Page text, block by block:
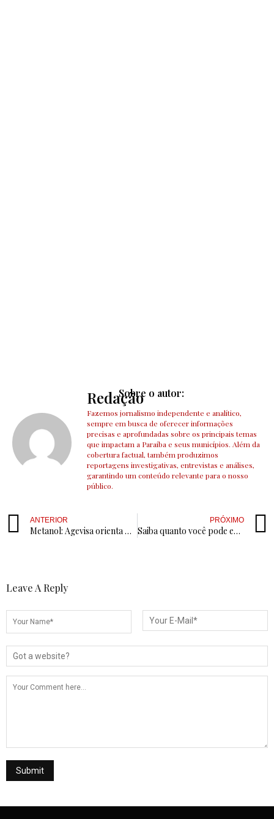
Sobre o autor:
Redação
Fazemos jornalismo independente e analítico,
sempre em busca de oferecer informações
precisas e aprofundadas sobre os principais temas
que impactam a Paraíba e seus municípios. Além da
cobertura factual, também produzimos
reportagens investigativas, entrevistas e análises,
garantindo um conteúdo relevante para o nosso
público.
ANTERIOR
Metanol: Agevisa orienta municípios da PB na fiscalização de bebidas adulteradas
PRÓXIMO
Saiba quanto você pode economizar com nova regra do IR aprovada pela Câmara
Leave A Reply